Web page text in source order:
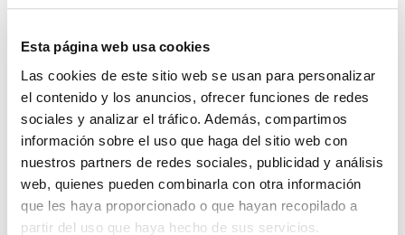
Esta página web usa cookies
Las cookies de este sitio web se usan para personalizar
el contenido y los anuncios, ofrecer funciones de redes
sociales y analizar el tráfico. Además, compartimos
información sobre el uso que haga del sitio web con
nuestros partners de redes sociales, publicidad y análisis
web, quienes pueden combinarla con otra información
que les haya proporcionado o que hayan recopilado a
partir del uso que haya hecho de sus servicios.